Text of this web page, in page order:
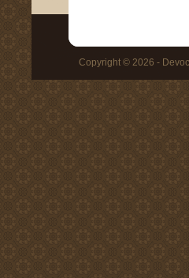
Copyright © 2026 -